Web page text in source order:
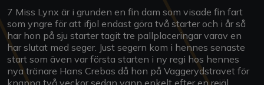
7 Miss Lynx är i grunden en fin dam som visade fin fart
som yngre för att ifjol endast göra två starter och i år så
har hon på sju starter tagit tre pallplaceringar varav en
har slutat med seger. Just segern kom i hennes senaste
start som även var första starten i ny regi hos hennes
nya tränare Hans Crebas då hon på Vaggerydstravet för
knappa två veckor sedan vann enkelt efter en rejäl